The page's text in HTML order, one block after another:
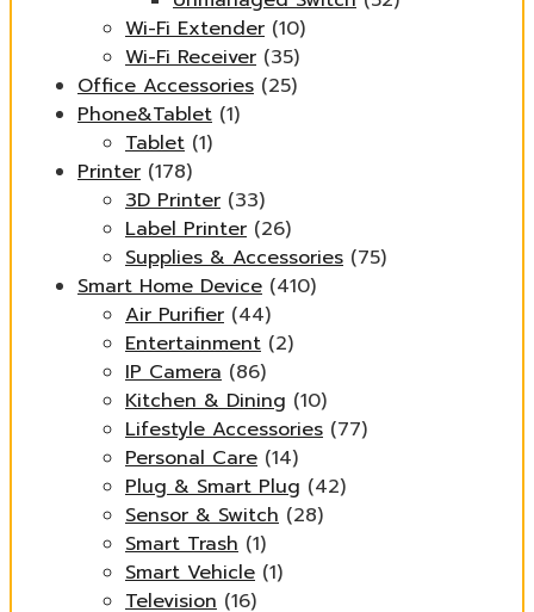
Wi-Fi Extender (10)
Wi-Fi Receiver (35)
Office Accessories (25)
Phone&Tablet (1)
Tablet (1)
Printer (178)
3D Printer (33)
Label Printer (26)
Supplies & Accessories (75)
Smart Home Device (410)
Air Purifier (44)
Entertainment (2)
IP Camera (86)
Kitchen & Dining (10)
Lifestyle Accessories (77)
Personal Care (14)
Plug & Smart Plug (42)
Sensor & Switch (28)
Smart Trash (1)
Smart Vehicle (1)
Television (16)